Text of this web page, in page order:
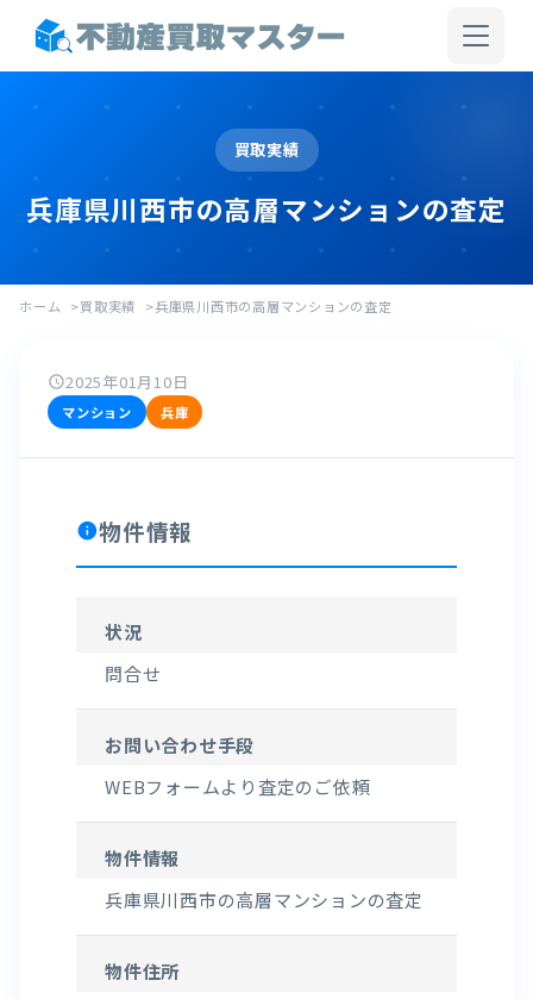
買取実績
兵庫県川西市の高層マンションの査定
ホーム 買取実績 兵庫県川西市の高層マンションの査定
schedule2025年01月10日
マンション 兵庫
info物件情報
状況
問合せ
お問い合わせ手段
WEBフォームより査定のご依頼
物件情報
兵庫県川西市の高層マンションの査定
物件住所